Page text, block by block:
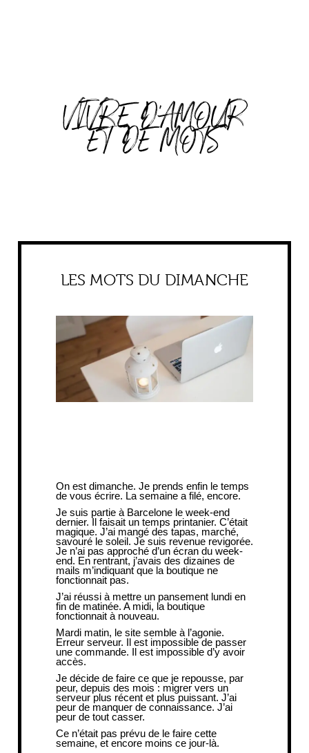
VIVRE D'AMOUR
ET DE MOTS
LES MOTS DU DIMANCHE
On est dimanche. Je prends enfin le temps
de vous écrire. La semaine a filé, encore.
Je suis partie à Barcelone le week-end
dernier. Il faisait un temps printanier. C’était
magique. J’ai mangé des tapas, marché,
savouré le soleil. Je suis revenue revigorée.
Je n’ai pas approché d’un écran du week-
end. En rentrant, j’avais des dizaines de
mails m’indiquant que la boutique ne
fonctionnait pas.
J’ai réussi à mettre un pansement lundi en
fin de matinée. A midi, la boutique
fonctionnait à nouveau.
Mardi matin, le site semble à l’agonie.
Erreur serveur. Il est impossible de passer
une commande. Il est impossible d’y avoir
accès.
Je décide de faire ce que je repousse, par
peur, depuis des mois : migrer vers un
serveur plus récent et plus puissant. J’ai
peur de manquer de connaissance. J’ai
peur de tout casser.
Ce n’était pas prévu de le faire cette
semaine, et encore moins ce jour-là.